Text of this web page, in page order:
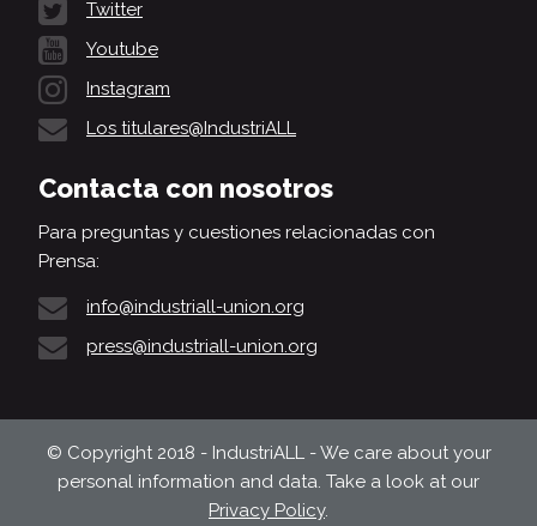
Twitter
Youtube
Instagram
Los titulares@IndustriALL
Contacta con nosotros
Para preguntas y cuestiones relacionadas con
Prensa:
info@industriall-union.org
press@industriall-union.org
© Copyright 2018 - IndustriALL - We care about your
personal information and data. Take a look at our
Privacy Policy.